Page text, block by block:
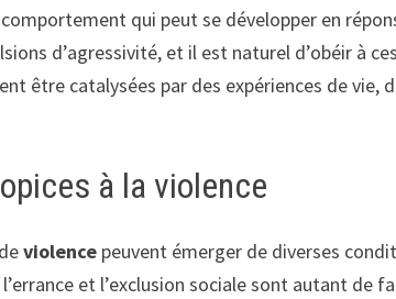
qui peut se développer en
d’agressivité, et il est naturel d’obéir à
être catalysées par des expériences de
à la violence
violence peuvent émerger de diverses
et l’exclusion sociale sont autant de